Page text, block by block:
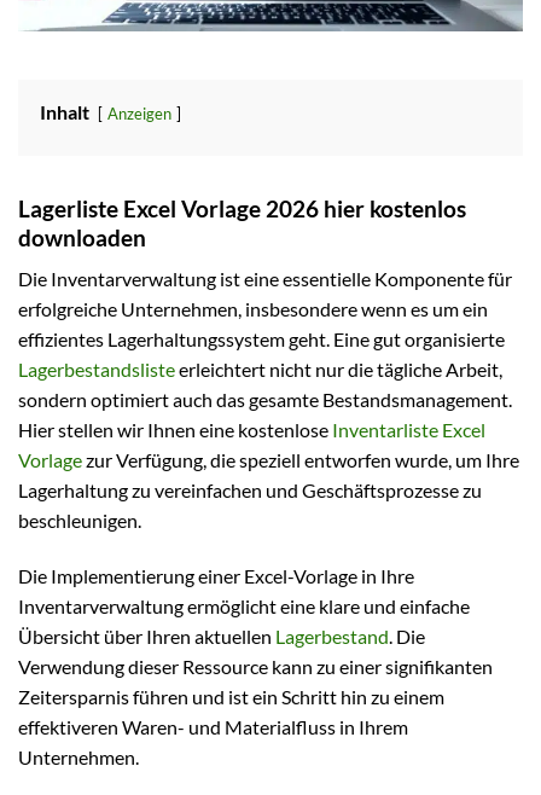
Inhalt Anzeigen
Lagerliste Excel Vorlage 2026 hier kostenlos
downloaden
Die Inventarverwaltung ist eine essentielle Komponente für
erfolgreiche Unternehmen, insbesondere wenn es um ein
effizientes Lagerhaltungssystem geht. Eine gut organisierte
Lagerbestandslisteerleichtert nicht nur die tägliche Arbeit,
sondern optimiert auch das gesamte Bestandsmanagement.
Hier stellen wir Ihnen eine kostenlose Inventarliste Excel
Vorlagezur Verfügung, die speziell entworfen wurde, um Ihre
Lagerhaltung zu vereinfachen und Geschäftsprozesse zu
beschleunigen.
Die Implementierung einer Excel-Vorlage in Ihre
Inventarverwaltung ermöglicht eine klare und einfache
Übersicht über Ihren aktuellen Lagerbestand. Die
Verwendung dieser Ressource kann zu einer signifikanten
Zeitersparnis führen und ist ein Schritt hin zu einem
effektiveren Waren- und Materialfluss in Ihrem
Unternehmen.